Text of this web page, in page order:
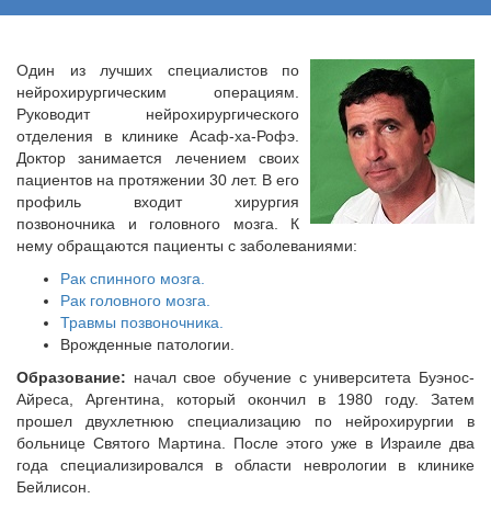
Один из лучших специалистов по
нейрохирургическим операциям.
Руководит нейрохирургического
отделения в клинике Асаф-ха-Рофэ.
Доктор занимается лечением своих
пациентов на протяжении 30 лет. В его
профиль входит хирургия
позвоночника и головного мозга. К
нему обращаются пациенты с заболеваниями:
Рак спинного мозга.
Рак головного мозга.
Травмы позвоночника.
Врожденные патологии.
Образование: начал свое обучение с университета Буэнос-
Айреса, Аргентина, который окончил в 1980 году. Затем
прошел двухлетнюю специализацию по нейрохирургии в
больнице Святого Мартина. После этого уже в Израиле два
года специализировался в области неврологии в клинике
Бейлисон.